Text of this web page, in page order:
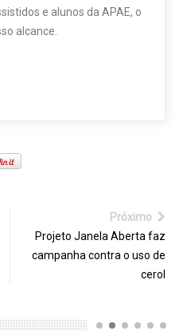
e alunos da APAE, o
alcance.
Próximo
Projeto Janela Aberta faz
campanha contra o uso de
cerol